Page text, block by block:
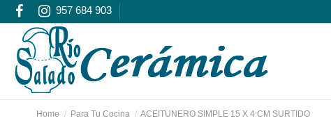
957 684 903
Home Para Tu Cocina ACEITUNERO SIMPLE 15 X 4 CM SURTIDO